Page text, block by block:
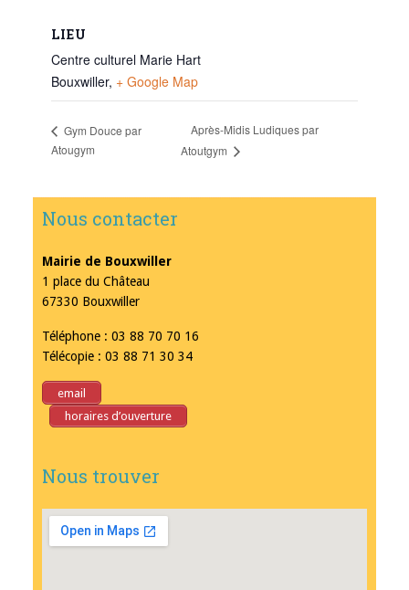
LIEU
Centre culturel Marie Hart
Bouxwiller, + Google Map
Gym Douce par
Atougym
Après-Midis Ludiques par
Atoutgym
Nous contacter
Mairie de Bouxwiller
1 place du Château
67330 Bouxwiller
Téléphone : 03 88 70 70 16
Télécopie : 03 88 71 30 34
email
horaires d’ouverture
Nous trouver